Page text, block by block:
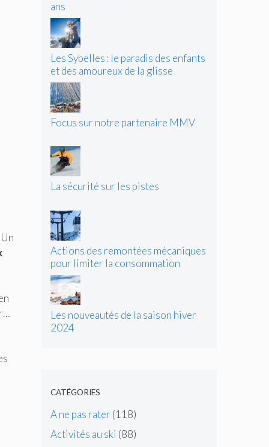
ans
Les Sybelles : le paradis des enfants
et des amoureux de la glisse
Focus sur notre partenaire MMV
La sécurité sur les pistes
Actions des remontées mécaniques
pour limiter la consommation
d’énergie
Les nouveautés de la saison hiver
2024
CATÉGORIES
A ne pas rater (118)
Activités au ski (88)